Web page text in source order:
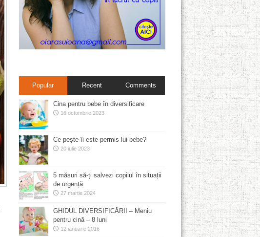
Popular Recent Comments
Cina pentru bebe în diversificare
16 octombrie 2023
Ce pește îi este permis lui bebe?
20 iulie 2023
5 măsuri să-ți salvezi copilul în situații
de urgență
27 martie 2024
GHIDUL DIVERSIFICĂRII – Meniu
pentru cină – 8 luni
12 ianuarie 2016